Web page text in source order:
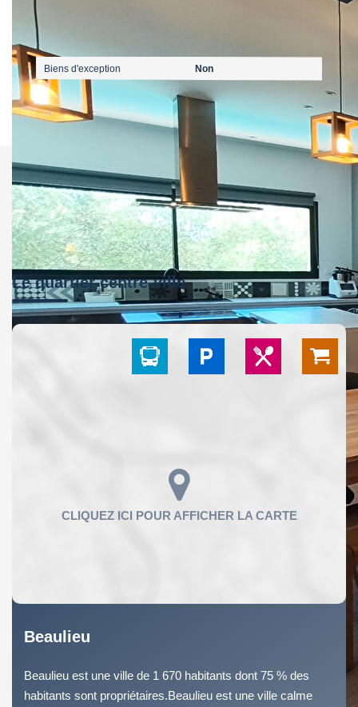
Biens d'exception Non
Le quartier centre-ville
Beaulieu
Beaulieu est une ville de 1 670 habitants dont 75 % des
habitants sont propriétaires.Beaulieu est une ville calme